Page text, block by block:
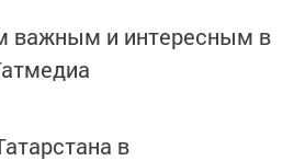
важным и интересным в
в